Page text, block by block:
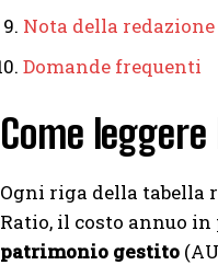
Nota della redazione
Domande frequenti
Come
Ogni riga della tabella
Ratio, il costo annuo in
patrimonio gestito